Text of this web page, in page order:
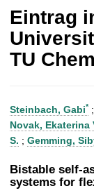
u
f
r
u
Eintrag
TU
Steinbach, Gabi* ;
Novak, Ekaterina
S. ; Gemming,
Bistable self-
systems for